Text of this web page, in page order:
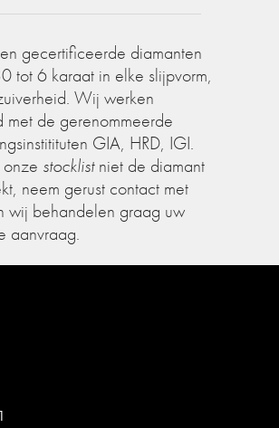
gecertificeerde diamanten
tot 6 karaat in elke slijpvorm,
Wij werken
met de gerenommeerde
GIA, HRD, IGI.
stocklistniet de diamant
neem gerust contact met
wij behandelen graag uw
aanvraag.